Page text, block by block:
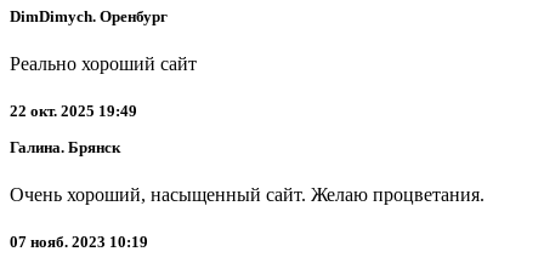
DimDimych. Оренбург
Реально хороший сайт
22 окт. 2025 19:49
Галина. Брянск
Очень хороший, насыщенный сайт. Желаю процветания.
07 нояб. 2023 10:19